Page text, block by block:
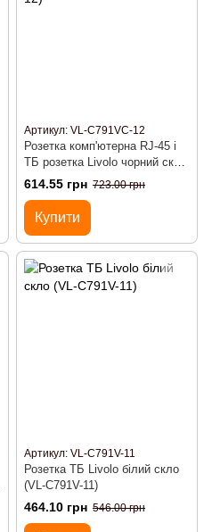
Артикул: VL-C791VC-12
Розетка комп'ютерна RJ-45 і
ТБ розетка Livolo чорний скло
(VL-C791VC-12)
614.55 грн 723.00 грн
Купити
Артикул: VL-C791V-11
Розетка ТБ Livolo білий скло
(VL-C791V-11)
464.10 грн 546.00 грн